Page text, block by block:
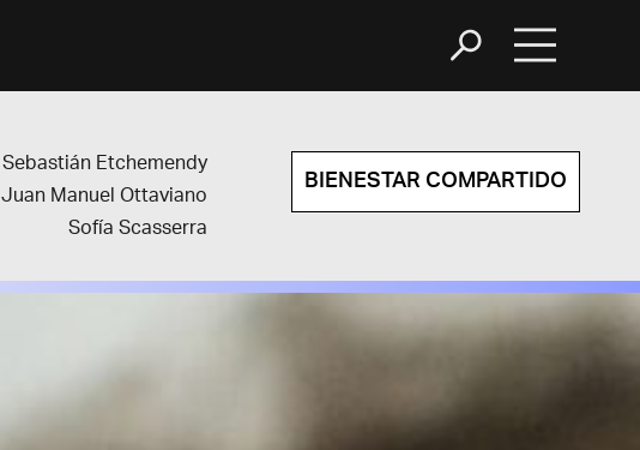
Sebastián Etchemendy
Juan Manuel Ottaviano
Sofía Scasserra
BIENESTAR COMPARTIDO